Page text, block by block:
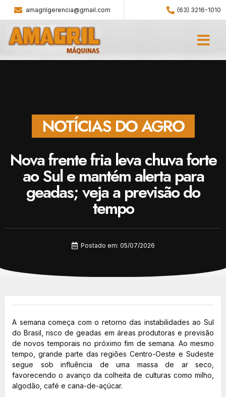
amagrilgerencia@gmail.com (63) 3216-1010
NOTÍCIAS DO AGRO
Nova frente fria leva chuva forte
ao Sul e mantém alerta para
geadas; veja a previsão do
tempo
Postado em: 05/07/2026
A semana começa com o retorno das instabilidades ao Sul
do Brasil, risco de geadas em áreas produtoras e previsão
de novos temporais no próximo fim de semana. Ao mesmo
tempo, grande parte das regiões Centro-Oeste e Sudeste
segue sob influência de uma massa de ar seco,
favorecendo o avanço da colheita de culturas como milho,
algodão, café e cana-de-açúcar.